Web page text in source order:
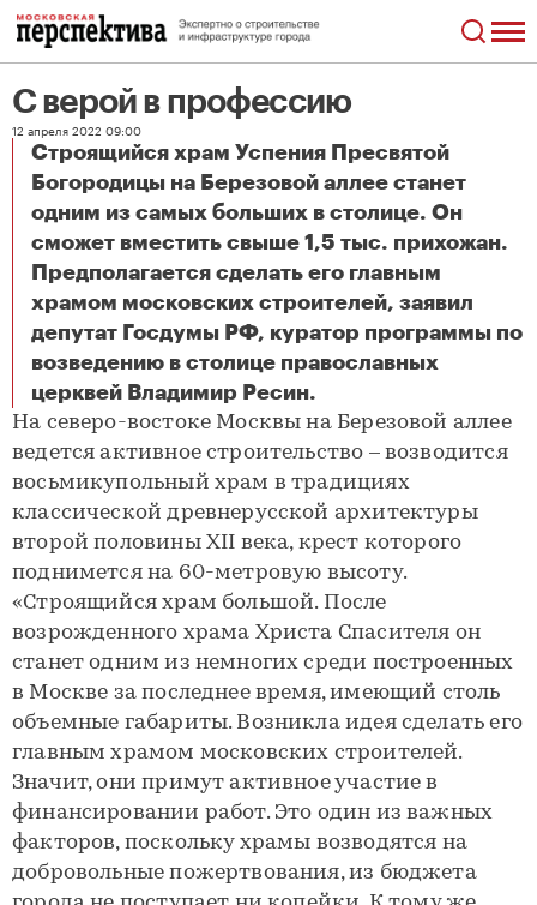
C верой в профессию
12 апреля 2022 09:00
Строящийся храм Успения Пресвятой
Богородицы на Березовой аллее станет
одним из самых больших в столице. Он
сможет вместить свыше 1,5 тыс. прихожан.
Предполагается сделать его главным
храмом московских строителей, заявил
депутат Госдумы РФ, куратор программы по
возведению в столице православных
церквей Владимир Ресин.
C верой в профессию
На северо-востоке Москвы на Березовой аллее
ведется активное строительство – возводится
восьмикупольный храм в традициях
классической древнерусской архитектуры
второй половины ХII века, крест которого
поднимется на 60-метровую высоту.
«Строящийся храм большой. После
возрожденного храма Христа Спасителя он
станет одним из немногих среди построенных
в Москве за последнее время, имеющий столь
объемные габариты. Возникла идея сделать его
главным храмом московских строителей.
Значит, они примут активное участие в
финансировании работ. Это один из важных
факторов, поскольку храмы возводятся на
добровольные пожертвования, из бюджета